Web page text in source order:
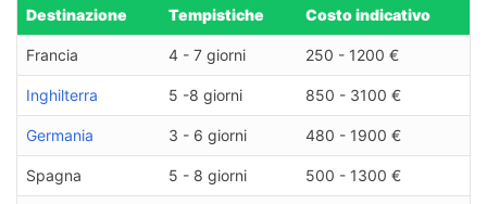
Destinazione Tempistiche Costo indicativo
Francia 4 - 7 giorni 250 - 1200 €
Inghilterra 5 -8 giorni 850 - 3100 €
Germania 3 - 6 giorni 480 - 1900 €
Spagna 5 - 8 giorni 500 - 1300 €